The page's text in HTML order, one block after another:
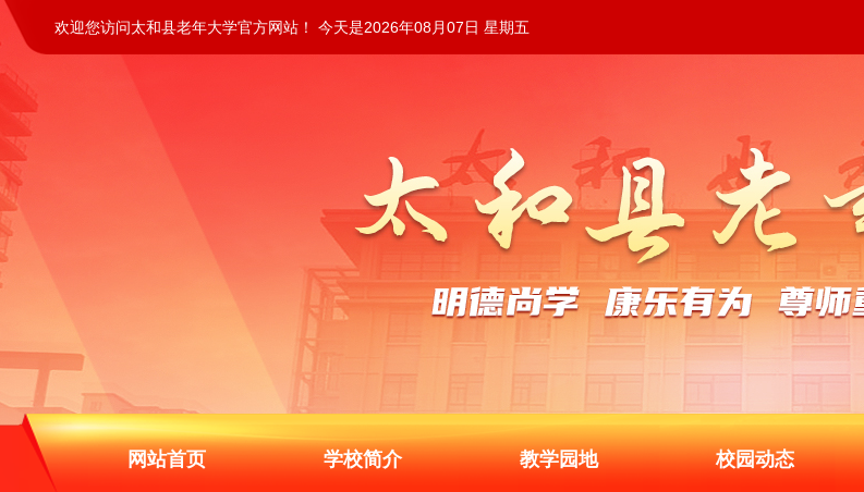
欢迎您访问太和县老年大学官方网站！ 今天是2026年08月07日 星期五
网站首页 学校简介 教学园地 校园动态